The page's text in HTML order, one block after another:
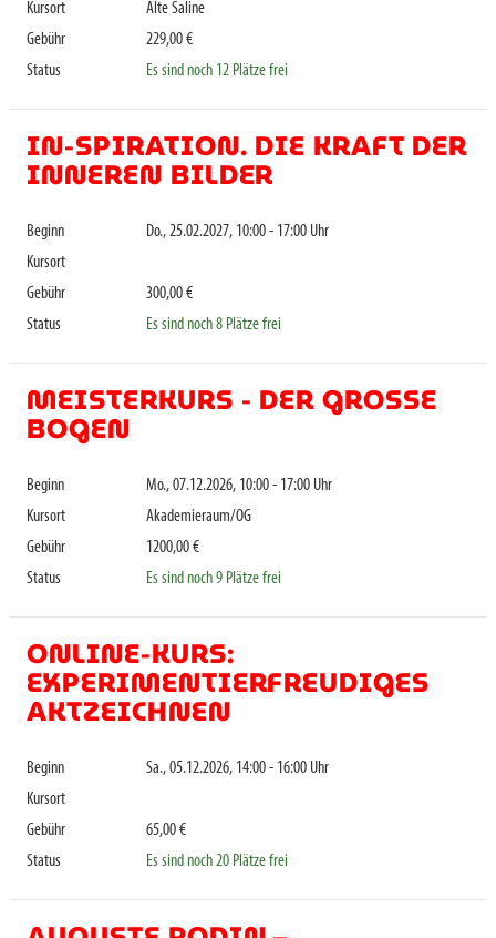
Kursort
Alte Saline
Gebühr
229,00 €
Status
Es sind noch 12 Plätze frei
IN-SPIRATION. DIE KRAFT DER
INNEREN BILDER
Beginn
Do., 25.02.2027, 10:00 - 17:00 Uhr
Kursort
Gebühr
300,00 €
Status
Es sind noch 8 Plätze frei
MEISTERKURS - DER GROSSE B
OGEN
Beginn
Mo., 07.12.2026, 10:00 - 17:00 Uhr
Kursort
Akademieraum/OG
Gebühr
1200,00 €
Status
Es sind noch 9 Plätze frei
ONLINE-KURS:
EXPERIMENTIERFREUDIGES
AKTZEICHNEN
Beginn
Sa., 05.12.2026, 14:00 - 16:00 Uhr
Kursort
Gebühr
65,00 €
Status
Es sind noch 20 Plätze frei